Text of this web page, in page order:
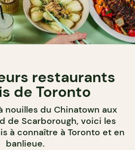
restaurants
de Toronto
nouilles du Chinatown aux
de Scarborough, voici les
à connaître à Toronto et en
banlieue.